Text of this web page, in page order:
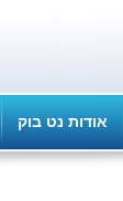
אודות נט בוק